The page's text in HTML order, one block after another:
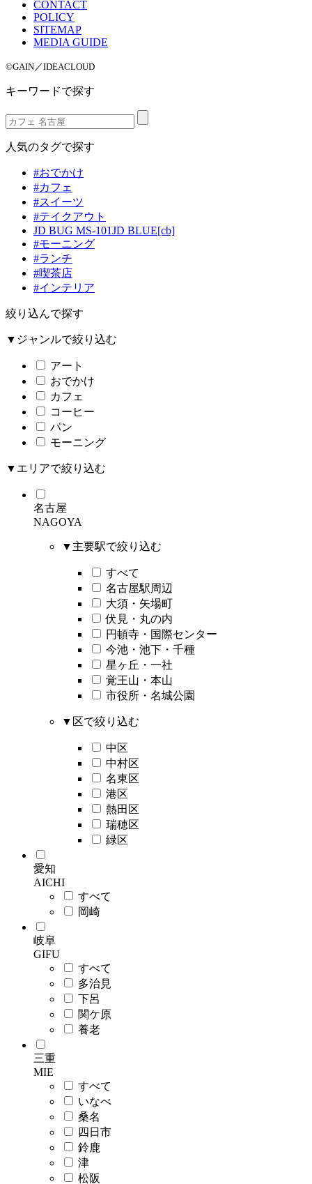
CONTACT
POLICY
SITEMAP
MEDIA GUIDE
©GAIN／IDEACLOUD
キーワードで探す
人気のタグで探す
#おでかけ
#カフェ
#スイーツ
#テイクアウト
JD BUG MS-101JD BLUE[cb]
#モーニング
#ランチ
#喫茶店
#インテリア
絞り込んで探す
▼ジャンルで絞り込む
アート
おでかけ
カフェ
コーヒー
パン
モーニング
▼エリアで絞り込む
名古屋
NAGOYA
▼主要駅で絞り込む
すべて
名古屋駅周辺
大須・矢場町
伏見・丸の内
円頓寺・国際センター
今池・池下・千種
星ヶ丘・一社
覚王山・本山
市役所・名城公園
▼区で絞り込む
中区
中村区
名東区
港区
熱田区
瑞穂区
緑区
愛知
AICHI
すべて
岡崎
岐阜
GIFU
すべて
多治見
下呂
関ケ原
養老
三重
MIE
すべて
いなべ
桑名
四日市
鈴鹿
津
松阪